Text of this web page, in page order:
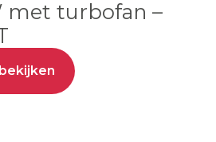
met turbofan –